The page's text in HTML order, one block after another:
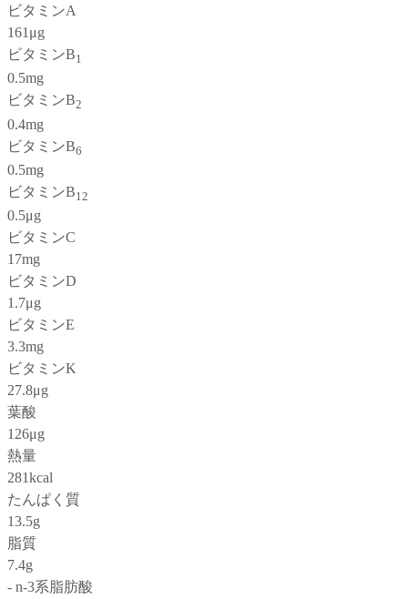
ビタミンA
161μg
ビタミンB1
0.5mg
ビタミンB2
0.4mg
ビタミンB6
0.5mg
ビタミンB12
0.5μg
ビタミンC
17mg
ビタミンD
1.7μg
ビタミンE
3.3mg
ビタミンK
27.8μg
葉酸
126μg
熱量
281kcal
たんぱく質
13.5g
脂質
7.4g
- n-3系脂肪酸